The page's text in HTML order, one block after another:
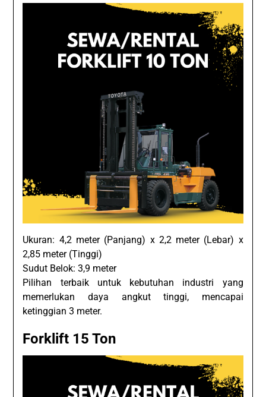
Ukuran: 4,2 meter (Panjang) x 2,2 meter (Lebar) x
2,85 meter (Tinggi)
Sudut Belok: 3,9 meter
Pilihan terbaik untuk kebutuhan industri yang
memerlukan daya angkut tinggi, mencapai
ketinggian 3 meter.
Forklift 15 Ton